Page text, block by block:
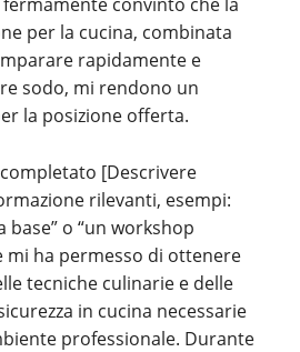
per la cucina, combinata
rapidamente e
sodo, mi rendono un
la posizione offerta.
[Descrivere
rilevanti, esempi:
base” o “un workshop
mi ha permesso di ottenere
tecniche culinarie e delle
in cucina necessarie
professionale. Durante